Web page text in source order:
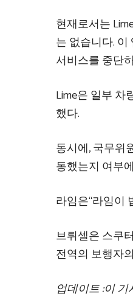
현재로서는
는 없습니다.
서비스를 중단
Lime은 일부 차
했다.
동시에, 국무위
동했는지 여부
라임은“라임이
브뤼셀은 스쿠
전역의 보행자
업데이트 :이